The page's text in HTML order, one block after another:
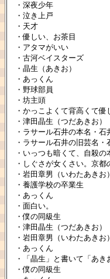
・深夜少年
・泣き上戸
・天才
・優しい、お茶目
・アタマがいい
・古河ベイスターズ
・晶生（あきお）
・あっくん
・野球部員
・坊主頭
・かっこよくて背高くて優
・津田晶生（つだあきお）
・ラサール石井の本名・石
・ラサール石井の旧芸名・
・いっつも暗くて、自殺の
・しぐさが女くさい。京都
・岩田章男（いわたあきお）
・養護学校の卒業生
・あっくん
・面白い。
・僕の同級生
・津田晶生（つだあきお）
・岩田章男（いわたあきお）
・あっくん
・「晶生」と書いて「あき
・僕の同級生